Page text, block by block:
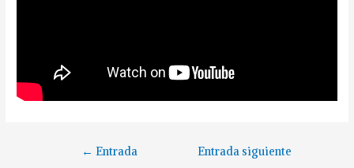
← Entrada
Entrada siguiente